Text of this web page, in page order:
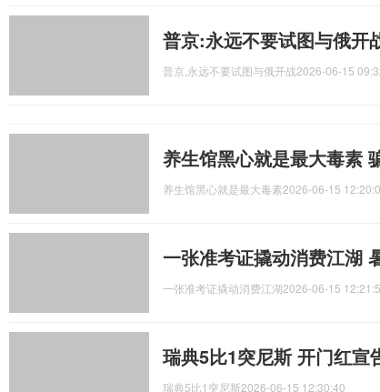
普京:永远不要试图与俄开
普京,永远不要试图与俄开战2026-06-15
养生馆黑心就是最大毒素
养生馆黑心就是最大毒素2026-06-15
一张准考证撬动消费江湖
一张准考证撬动消费江湖2026-06-15
瑞典5比1突尼斯 开门红宣
瑞典5比1突尼斯2026-06-15 12:30:40